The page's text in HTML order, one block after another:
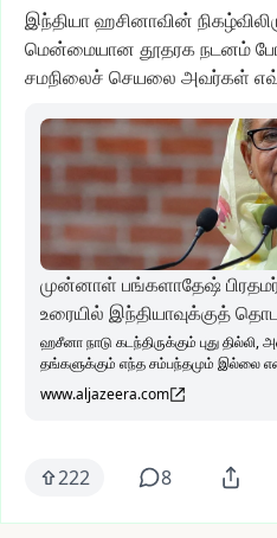
இந்தியாஹசினாவின்
மென்மையான தூதரகநடனம்
சமநிலைச் செயலை அவர்கள்
முன்னாள் பங்களாதேஷ்
உரையில் இந்தியாவுக்குத்
ஹசீனா நாடு கடந்திருக்கும் புது
தங்களுக்கும் எந்த சம்பந்தமும் இல்லை
www.aljazeera.com
222 8